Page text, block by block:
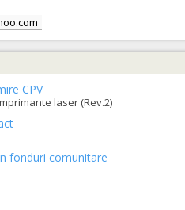
CPV
laser (Rev.2)
fonduri comunitare